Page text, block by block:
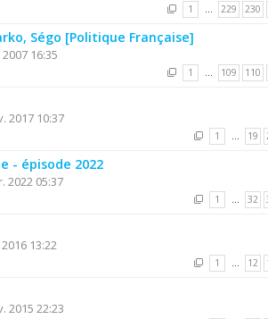
1 … 229 230
Ségo [Politique Française]
16:35
1 … 109 110
2017 10:37
1 … 19
- épisode 2022
2022 05:37
1 … 32
13:22
1 … 12
2015 22:23